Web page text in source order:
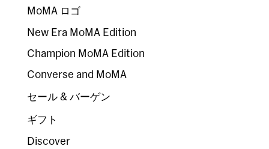
MoMA ロゴ
New Era MoMA Edition
Champion MoMA Edition
Converse and MoMA
セール & バーゲン
ギフト
Discover